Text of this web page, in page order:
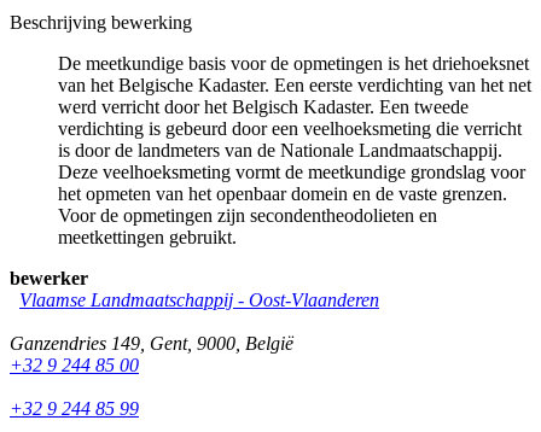
Beschrijving bewerking
De meetkundige basis voor de opmetingen is het driehoeksnet
van het Belgische Kadaster. Een eerste verdichting van het net
werd verricht door het Belgisch Kadaster. Een tweede
verdichting is gebeurd door een veelhoeksmeting die verricht
is door de landmeters van de Nationale Landmaatschappij.
Deze veelhoeksmeting vormt de meetkundige grondslag voor
het opmeten van het openbaar domein en de vaste grenzen.
Voor de opmetingen zijn secondentheodolieten en
meetkettingen gebruikt.
bewerker
Vlaamse Landmaatschappij - Oost-Vlaanderen
Ganzendries 149 Gent, 9000 België
+32 9 244 85 00
+32 9 244 85 99